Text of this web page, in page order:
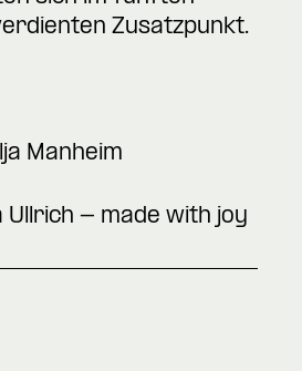
Zusatzpunkt.
Manheim
Ullrich - made with joy